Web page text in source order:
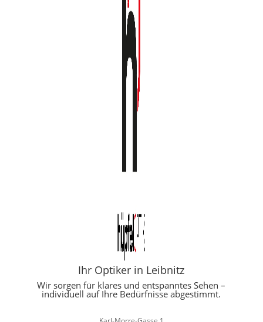
Ihr Optiker in Leibnitz
Wir sorgen für klares und entspanntes Sehen –
individuell auf Ihre Bedürfnisse abgestimmt.